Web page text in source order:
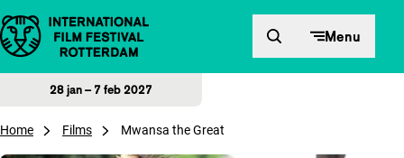
Direct naar inhoud Menu
28 jan – 7 feb 2027
Home Films Mwansa the Great